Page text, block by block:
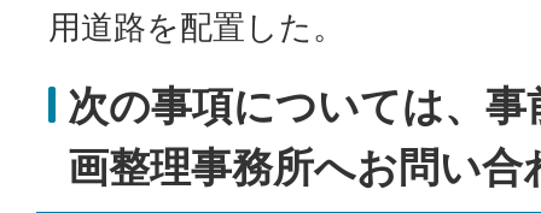
用道路を配置した。
次の事項については、事
画整理事務所へお問い合